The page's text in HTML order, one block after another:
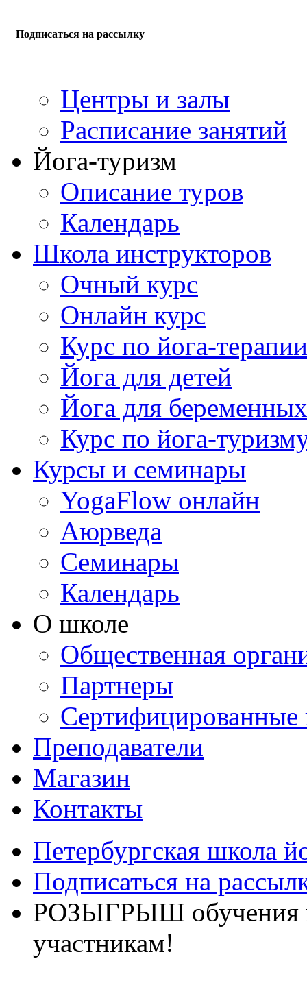
Подписаться на рассылку
Центры и залы
Расписание занятий
Йога-туризм
Описание туров
Календарь
Школа инструкторов
Очный курс
Онлайн курс
Курс по йога-терапии
Йога для детей
Йога для беременных
Курс по йога-
Курсы и семинары
YogaFlow онлайн
Аюрведа
Семинары
Календарь
О школе
Общественная
Партнеры
Сертифицированные
Преподаватели
Магазин
Контакты
Петербургская школа
Подписаться на
РОЗЫГРЫШ обучения
участникам!